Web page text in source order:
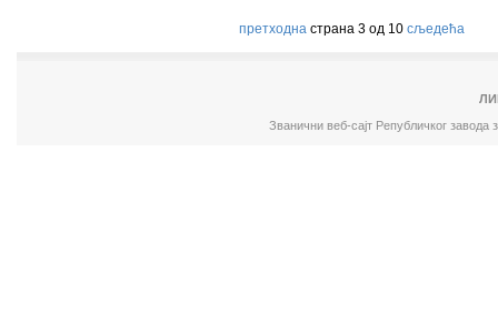
претходна страна 3 од 10 сљедећа
Званични веб-сајт Републичког